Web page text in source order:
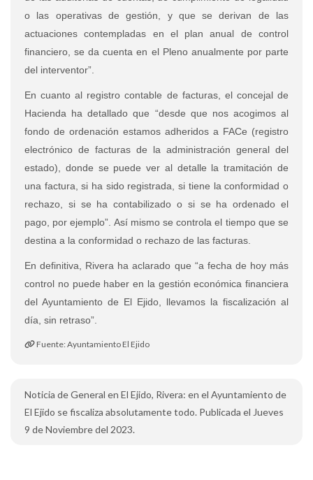
o las operativas de gestión, y que se derivan de las
actuaciones contempladas en el plan anual de control
financiero, se da cuenta en el Pleno anualmente por parte
del interventor”.
En cuanto al registro contable de facturas, el concejal de
Hacienda ha detallado que “desde que nos acogimos al
fondo de ordenación estamos adheridos a FACe (registro
electrónico de facturas de la administración general del
estado), donde se puede ver al detalle la tramitación de
una factura, si ha sido registrada, si tiene la conformidad o
rechazo, si se ha contabilizado o si se ha ordenado el
pago, por ejemplo”. Así mismo se controla el tiempo que se
destina a la conformidad o rechazo de las facturas.
En definitiva, Rivera ha aclarado que “a fecha de hoy más
control no puede haber en la gestión económica financiera
del Ayuntamiento de El Ejido, llevamos la fiscalización al
día, sin retraso”.
Fuente: Ayuntamiento El Ejido
Noticia de General en El Ejido, Rivera: en el Ayuntamiento de
El Ejido se fiscaliza absolutamente todo. Publicada el Jueves
9 de Noviembre del 2023.